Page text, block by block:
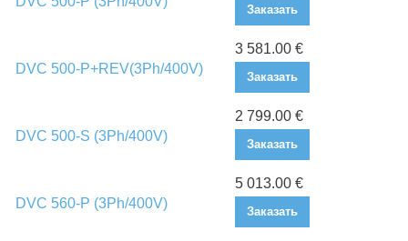
Заказать
DVC 500-P+REV(3Ph/400V)
3 581.00 €
Заказать
DVC 500-S (3Ph/400V)
2 799.00 €
Заказать
DVC 560-P (3Ph/400V)
5 013.00 €
Заказать